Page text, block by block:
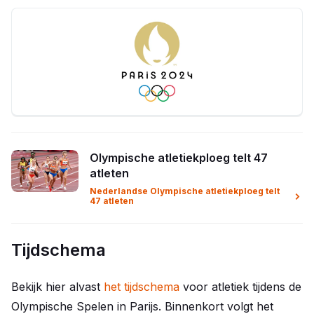
Olympische atletiekploeg telt 47
atleten
Nederlandse Olympische atletiekploeg telt
47 atleten
Tijdschema
Bekijk hier alvast het tijdschema voor atletiek tijdens de
Olympische Spelen in Parijs. Binnenkort volgt het